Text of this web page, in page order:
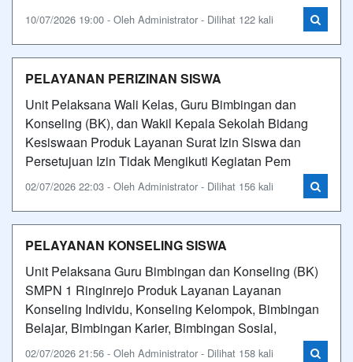
10/07/2026 19:00 - Oleh Administrator - Dilihat 122 kali
PELAYANAN PERIZINAN SISWA
Unit Pelaksana Wali Kelas, Guru Bimbingan dan
Konseling (BK), dan Wakil Kepala Sekolah Bidang
Kesiswaan Produk Layanan Surat Izin Siswa dan
Persetujuan Izin Tidak Mengikuti Kegiatan Pem
02/07/2026 22:03 - Oleh Administrator - Dilihat 156 kali
PELAYANAN KONSELING SISWA
Unit Pelaksana Guru Bimbingan dan Konseling (BK)
SMPN 1 Ringinrejo Produk Layanan Layanan
Konseling Individu, Konseling Kelompok, Bimbingan
Belajar, Bimbingan Karier, Bimbingan Sosial,
02/07/2026 21:56 - Oleh Administrator - Dilihat 158 kali